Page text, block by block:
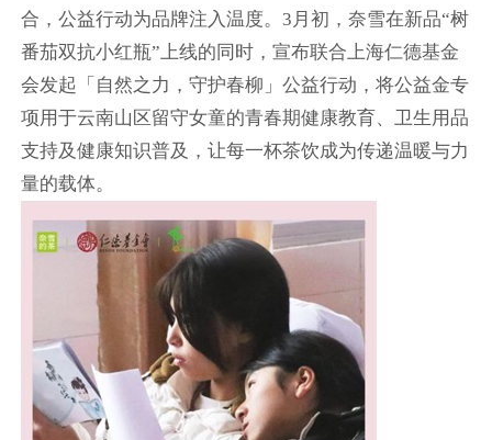
合，公益行动为品牌注入温度。3月初，奈雪在新品“树
番茄双抗小红瓶”上线的同时，宣布联合上海仁德基金
会发起「自然之力，守护春柳」公益行动，将公益金专
项用于云南山区留守女童的青春期健康教育、卫生用品
支持及健康知识普及，让每一杯茶饮成为传递温暖与力
量的载体。